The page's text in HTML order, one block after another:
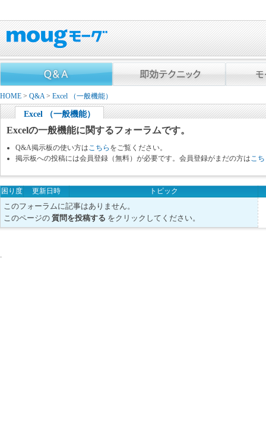
HOME > Q&A> Excel （一般機能）
Excel （一般機能）
Excelの一般機能に関するフォーラムです。
Q&A掲示板の使い方は こちら をご覧ください。
掲示板への投稿には会員登録（無料）が必要です。会員登録がまだの方は こ
困り度 更新日時 トピック
このフォーラムに記事はありません。
このページの 質問を投稿する をクリックしてください。